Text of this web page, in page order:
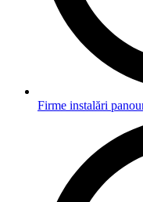
Firme instalări